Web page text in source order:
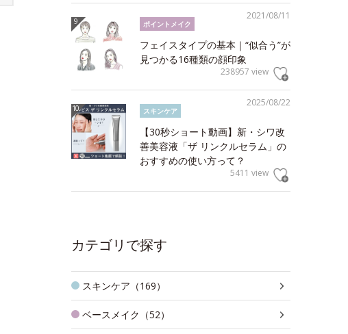
2021/08/11
ポイントメイク
フェイスタイプの基本｜“似合う”が
見つかる16種類の顔印象
238957 view
2025/08/22
スキンケア
【30秒ショート動画】新・シワ改
善美容液「ザ リンクルセラム」の
おすすめの使い方って？
5411 view
カテゴリで探す
スキンケア（169）
ベースメイク（52）